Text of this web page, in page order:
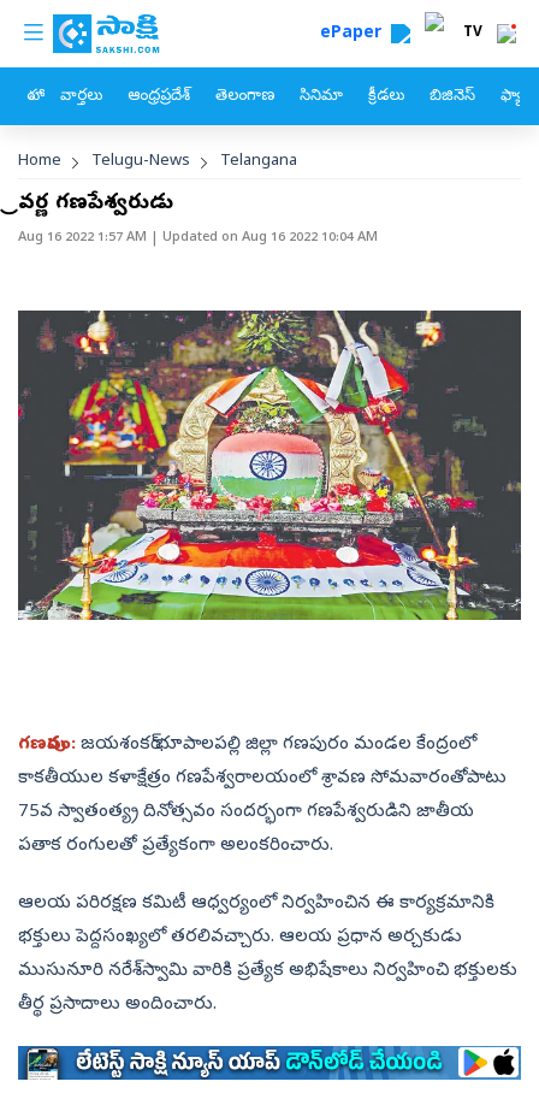
Skip to main content
custom menu ePaper TV
హోం వార్తలు ఆంధ్రప్రదేశ్ తెలంగాణ సినిమా క్రీడలు బిజినెస్
Breadcrumb
Home Telugu-News Telangana
త్రివర్ణ గణపేశ్వరుడు
Aug 16 2022 1:57 AM | Updated on Aug 16 2022 10:04 AM
గణపురం: జయశంకర్‌ భూపాలపల్లి జిల్లా గణపురం మండల కేంద్రంలో
కాకతీయుల కళాక్షేత్రం గణపేశ్వరాలయంలో శ్రావణ సోమవారంతోపాటు
75వ స్వాతంత్య్ర దినోత్సవం సందర్భంగా గణపేశ్వరుడిని జాతీయ
పతాక రంగులతో ప్రత్యేకంగా అలంకరించారు.
ఆలయ పరిరక్షణ కమిటీ ఆధ్వర్యంలో నిర్వహించిన ఈ కార్యక్రమానికి
భక్తులు పెద్దసంఖ్యలో తరలివచ్చారు. ఆలయ ప్రధాన అర్చకుడు
ముసునూరి నరేశ్‌స్వామి వారికి ప్రత్యేక అభిషేకాలు నిర్వహించి భక్తులకు
తీర్థ ప్రసాదాలు అందించారు.